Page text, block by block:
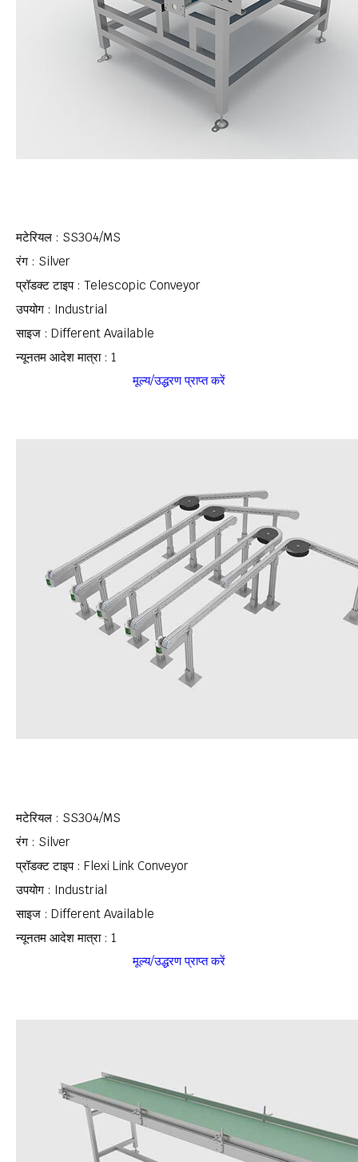
मटेरियल : SS304/MS
रंग : Silver
प्रॉडक्ट टाइप : Telescopic Conveyor
उपयोग : Industrial
साइज : Different Available
न्यूनतम आदेश मात्रा : 1
मूल्य/उद्धरण प्राप्त करें
मटेरियल : SS304/MS
रंग : Silver
प्रॉडक्ट टाइप : Flexi Link Conveyor
उपयोग : Industrial
साइज : Different Available
न्यूनतम आदेश मात्रा : 1
मूल्य/उद्धरण प्राप्त करें